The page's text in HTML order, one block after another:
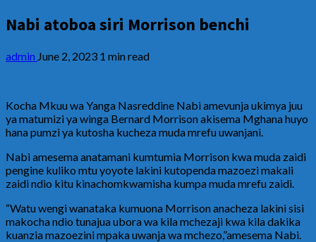
Nabi atoboa siri Morrison benchi
admin June 2, 2023 1 min read
Kocha Mkuu wa Yanga Nasreddine Nabi amevunja ukimya juu
ya matumizi ya winga Bernard Morrison akisema Mghana huyo
hana pumzi ya kutosha kucheza muda mrefu uwanjani.
Nabi amesema anatamani kumtumia Morrison kwa muda zaidi
pengine kuliko mtu yoyote lakini kutopenda mazoezi makali
zaidi ndio kitu kinachomkwamisha kumpa muda mrefu zaidi.
“Watu wengi wanataka kumuona Morrison anacheza lakini sisi
makocha ndio tunajua ubora wa kila mchezaji kwa kila dakika
kuanzia mazoezini mpaka uwanja wa mchezo,”amesema Nabi.